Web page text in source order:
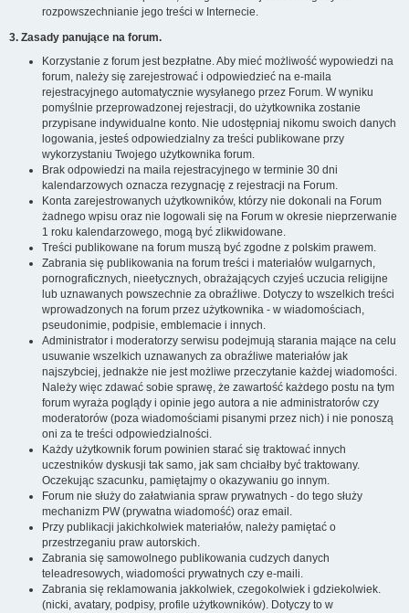
rozpowszechnianie jego treści w Internecie.
3. Zasady panujące na forum.
Korzystanie z forum jest bezpłatne. Aby mieć możliwość wypowiedzi na
forum, należy się zarejestrować i odpowiedzieć na e-maila
rejestracyjnego automatycznie wysyłanego przez Forum. W wyniku
pomyślnie przeprowadzonej rejestracji, do użytkownika zostanie
przypisane indywidualne konto. Nie udostępniaj nikomu swoich danych
logowania, jesteś odpowiedzialny za treści publikowane przy
wykorzystaniu Twojego użytkownika forum.
Brak odpowiedzi na maila rejestracyjnego w terminie 30 dni
kalendarzowych oznacza rezygnację z rejestracji na Forum.
Konta zarejestrowanych użytkowników, którzy nie dokonali na Forum
żadnego wpisu oraz nie logowali się na Forum w okresie nieprzerwanie
1 roku kalendarzowego, mogą być zlikwidowane.
Treści publikowane na forum muszą być zgodne z polskim prawem.
Zabrania się publikowania na forum treści i materiałów wulgarnych,
pornograficznych, nieetycznych, obrażających czyjeś uczucia religijne
lub uznawanych powszechnie za obraźliwe. Dotyczy to wszelkich treści
wprowadzonych na forum przez użytkownika - w wiadomościach,
pseudonimie, podpisie, emblemacie i innych.
Administrator i moderatorzy serwisu podejmują starania mające na celu
usuwanie wszelkich uznawanych za obraźliwe materiałów jak
najszybciej, jednakże nie jest możliwe przeczytanie każdej wiadomości.
Należy więc zdawać sobie sprawę, że zawartość każdego postu na tym
forum wyraża poglądy i opinie jego autora a nie administratorów czy
moderatorów (poza wiadomościami pisanymi przez nich) i nie ponoszą
oni za te treści odpowiedzialności.
Każdy użytkownik forum powinien starać się traktować innych
uczestników dyskusji tak samo, jak sam chciałby być traktowany.
Oczekując szacunku, pamiętajmy o okazywaniu go innym.
Forum nie służy do załatwiania spraw prywatnych - do tego służy
mechanizm PW (prywatna wiadomość) oraz email.
Przy publikacji jakichkolwiek materiałów, należy pamiętać o
przestrzeganiu praw autorskich.
Zabrania się samowolnego publikowania cudzych danych
teleadresowych, wiadomości prywatnych czy e-maili.
Zabrania się reklamowania jakkolwiek, czegokolwiek i gdziekolwiek.
(nicki, avatary, podpisy, profile użytkowników). Dotyczy to w